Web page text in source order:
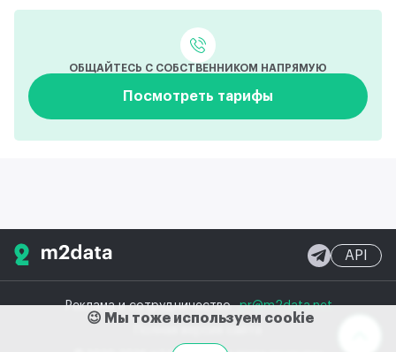
ОБЩАЙТЕСЬ С СОБСТВЕННИКОМ НАПРЯМУЮ
Посмотреть тарифы
Реклама и сотрудничествоpr@m2data.net
API
😉 Мы тоже используем cookie